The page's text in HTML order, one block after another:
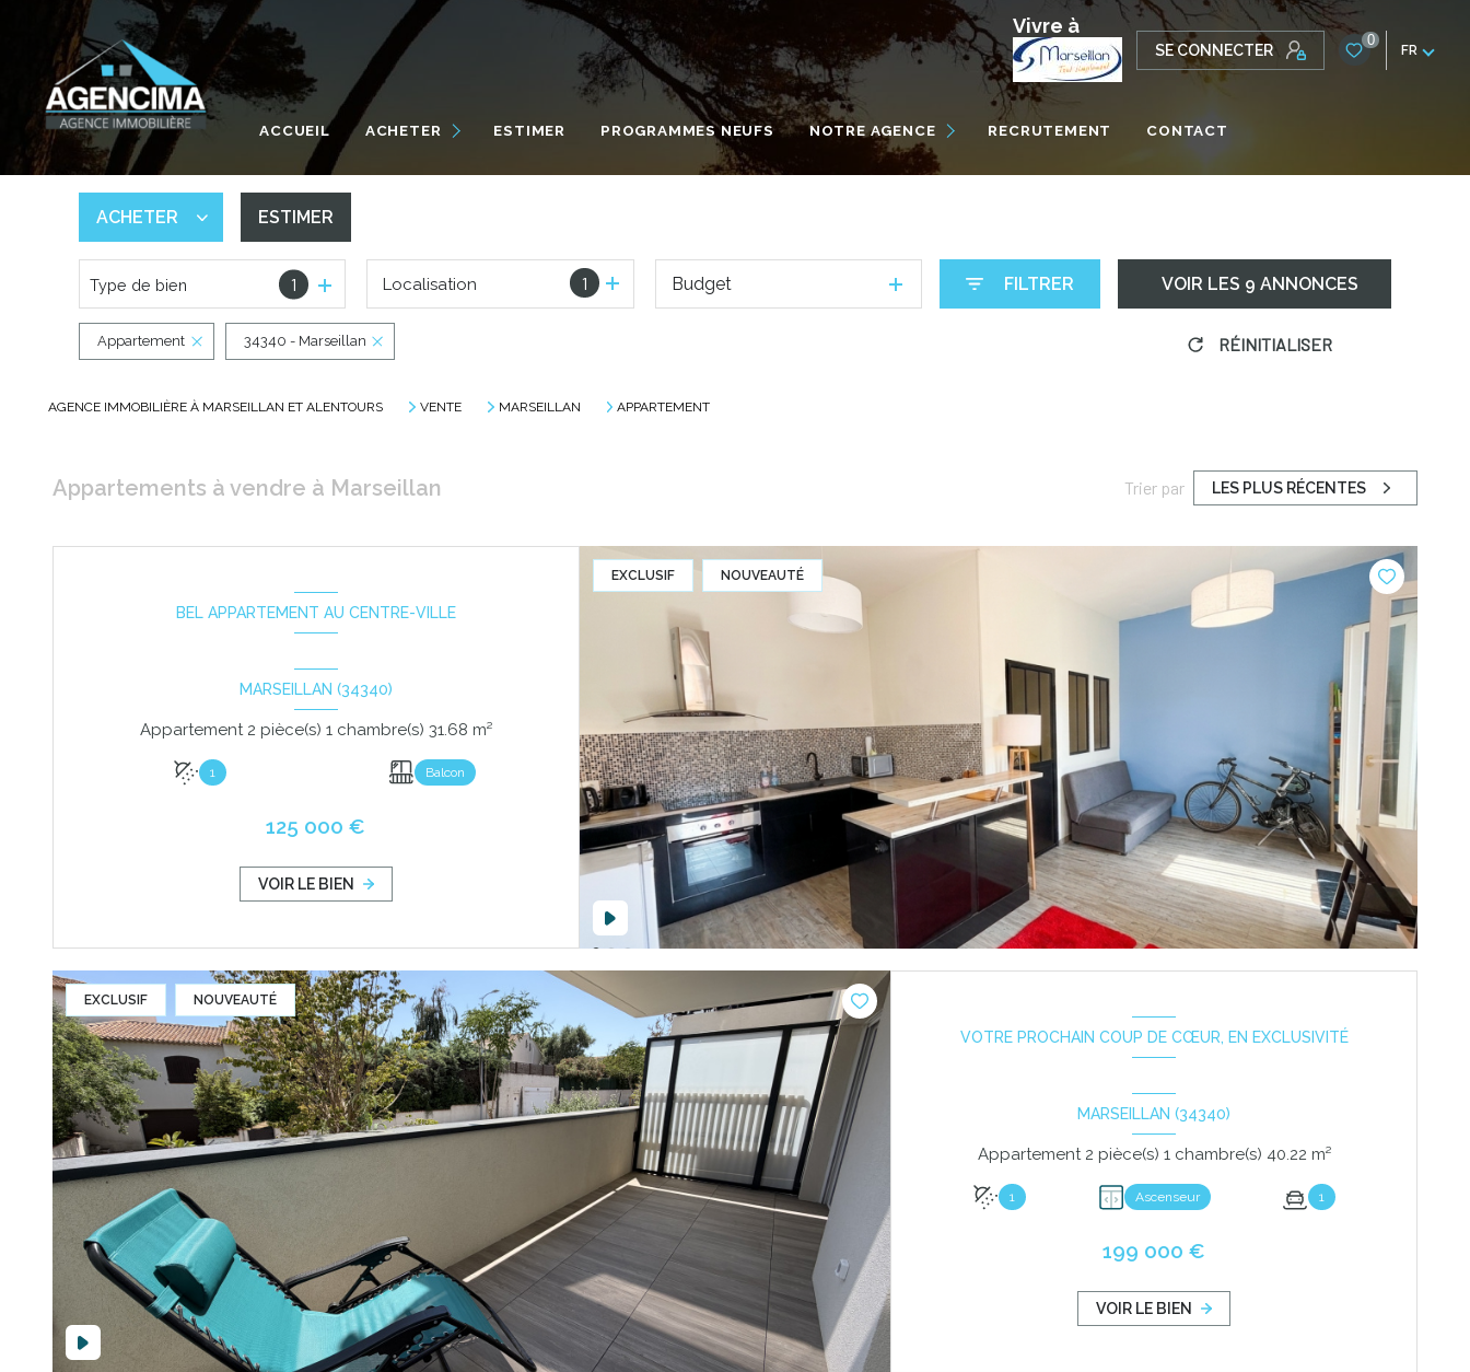
Vivre à
SE CONNECTER
0
FR
ACCUEIL ACHETER
MAISONS / VILLAS
APPARTEMENTS
GARAGES
ESTIMER PROGRAMMES NEUFS NOTRE AGENCE
NOUS DÉCOUVRIR
NOS ENGAGEMENTS
NOTRE ÉQUIPE INTERNATIONALE
RECRUTEMENT CONTACT
ACHETER
De l'ancien
De l'immo pro
ESTIMER
Type de bien 1 1
Localisation Budget FILTRER VOIR LES 9 ANNONCES
Appartement 34340 - Marseillan RÉINITIALISER
AGENCE IMMOBILIÈRE À MARSEILLAN ET ALENTOURS VENTE MARSEILLAN APPARTEMENT
Appartements à vendre à Marseillan Trier par LES PLUS RÉCENTES
EXCLUSIF NOUVEAUTÉ
BEL APPARTEMENT AU CENTRE-VILLE
MARSEILLAN (34340)
Appartement 2 pièce(s) 1 chambre(s) 31.68 m²
1 Balcon
125 000 €
VOIR LE BIEN
EXCLUSIF NOUVEAUTÉ
VOTRE PROCHAIN COUP DE CŒUR, EN EXCLUSIVITÉ
MARSEILLAN (34340)
Appartement 2 pièce(s) 1 chambre(s) 40.22 m²
1 Ascenseur 1
199 000 €
VOIR LE BIEN